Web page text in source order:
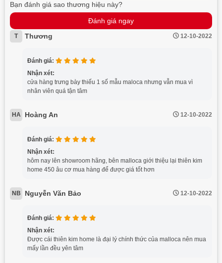
Bạn đánh giá sao thương hiệu này?
Đánh giá ngay
T Thương 12-10-2022
Đánh giá:
Nhận xét:
cửa hàng trưng bày thiếu 1 số mẫu maloca nhưng vẫn mua vì
nhân viên quá tận tâm
HA Hoàng An 12-10-2022
Đánh giá:
Nhận xét:
hôm nay lên showroom hãng, bên malloca giới thiệu lại thiên kim
home 450 âu cơ mua hàng để được giá tốt hơn
NB Nguyễn Văn Bảo 12-10-2022
Đánh giá:
Nhận xét:
Được cái thiên kim home là đại lý chính thức của malloca nên mua
mấy lần đều yên tâm